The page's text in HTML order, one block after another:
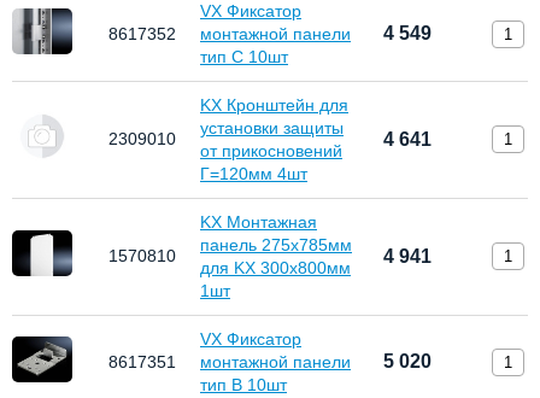
8617352
VX Фиксатор
монтажной панели
тип C 10шт
4 549
2309010
KX Кронштейн для
установки защиты
от прикосновений
Г=120мм 4шт
4 641
1570810
KX Монтажная
панель 275х785мм
для KX 300х800мм
1шт
4 941
8617351
VX Фиксатор
монтажной панели
тип B 10шт
5 020